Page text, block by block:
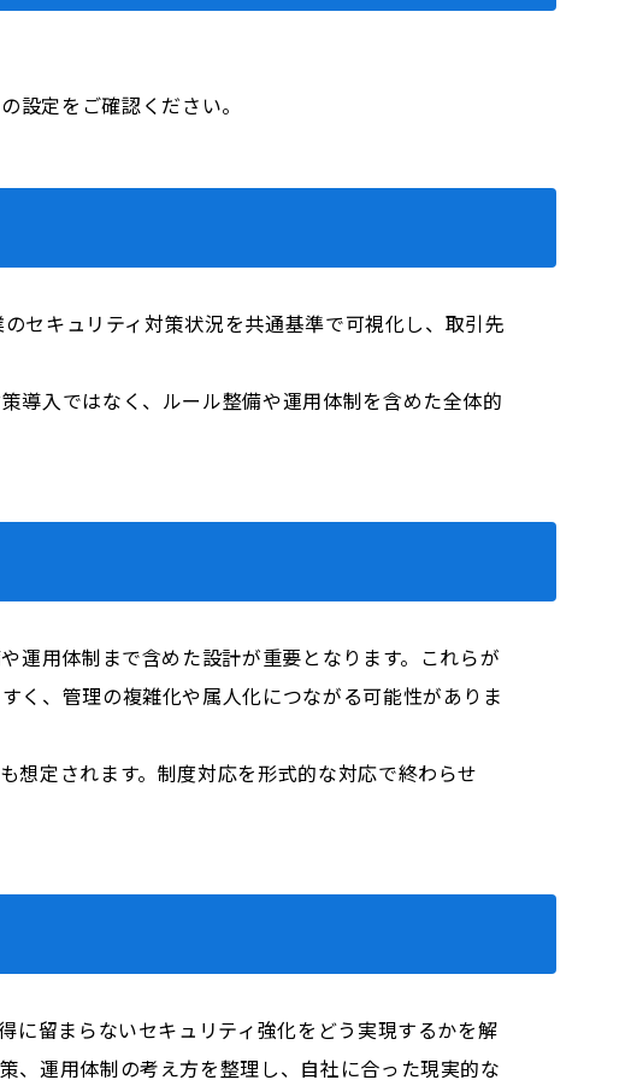
定をご確認ください。
セキュリティ対策状況を共通基準で可視化し、取引先
導入ではなく、ルール整備や運用体制を含めた全体的
運用体制まで含めた設計が重要となります。これらが
く、管理の複雑化や属人化につながる可能性がありま
想定されます。制度対応を形式的な対応で終わらせ
に留まらないセキュリティ強化をどう実現するかを解
、運用体制の考え方を整理し、自社に合った現実的な